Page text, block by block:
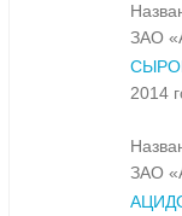
ЗАО
2014
ЗАО